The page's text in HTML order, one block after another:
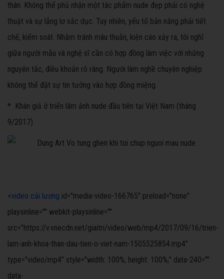
thân. Không thể phủ nhận một tác phẩm nude đẹp phải có nghệ
thuật và sự lẳng lơ sắc dục. Tuy nhiên, yếu tố bản năng phải tiết
chế, kiểm soát. Nhằm tránh mâu thuẫn, kiện cáo xảy ra, tôi nghĩ
giữa người mẫu và nghệ sĩ cần có hợp đồng làm việc với những
nguyên tắc, điều khoản rõ ràng. Người làm nghề chuyên nghiệp
không thể đặt sự tin tưởng vào hợp đồng miệng.
* Khán giả ở triển lãm ảnh nude đầu tiên tại Việt Nam (tháng
9/2017)
<video cải lương id="media-video-166765" preload="none"
playsinline="" webkit-playsinline=""
src="https://v.vnecdn.net/giaitri/video/web/mp4/2017/09/16/trien-
lam-anh-khoa-than-dau-tien-o-viet-nam-1505525854.mp4"
type="video/mp4" style="width: 100%; height: 100%;" data-240=""
data-